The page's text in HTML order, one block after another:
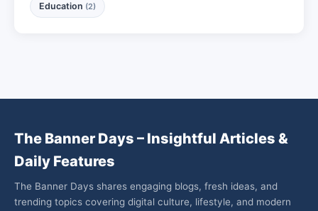
Education (2)
The Banner Days – Insightful Articles &
Daily Features
The Banner Days shares engaging blogs, fresh ideas, and
trending topics covering digital culture, lifestyle, and modern